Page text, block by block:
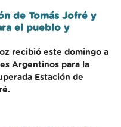
de Tomás Jofré y
el pueblo y
recibió este domingo a
Argentinos para la
Estación de